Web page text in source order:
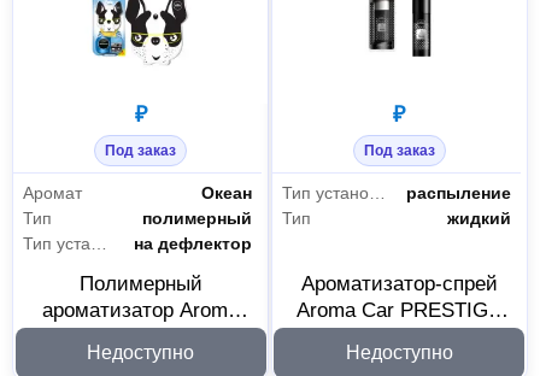
₽
Под заказ
Аромат
Океан
Тип
полимерный
на дефлектор
Полимерный
ароматизатор Aroma
92565
Недоступно
₽
Под заказ
Тип установки
распыление
Тип
жидкий
Ароматизатор-спрей
Aroma Car PRESTIGE
Недоступно